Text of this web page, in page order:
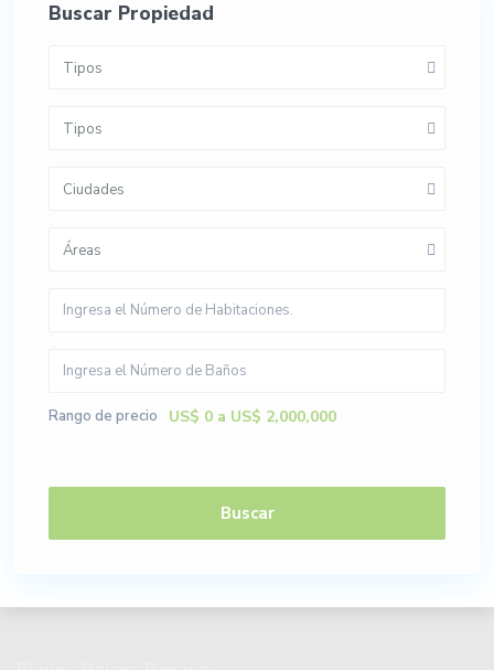
Buscar Propiedad
Tipos
Tipos
Ciudades
Áreas
Rango de precio US$ 0 a US$ 2,000,000
Buscar